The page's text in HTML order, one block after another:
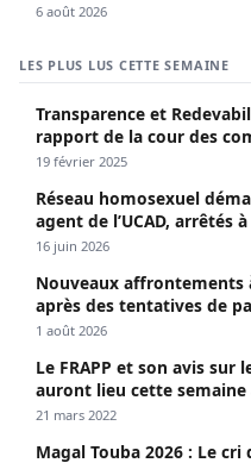
6 août 2026
LES PLUS LUS CETTE SEMAINE
Transparence et
rapport de la cour des
19 février 2025
Réseau homosexuel
agent de l’UCAD, arrêtés
propagé le VIH depuis 2018
16 juin 2026
Nouveaux affrontements
après des tentatives de
1 août 2026
Le FRAPP et son avis sur
auront lieu cette semaine
21 mars 2022
Magal Touba 2026 : Le